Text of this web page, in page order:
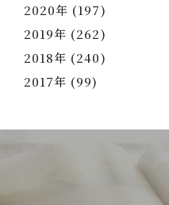
2020年 (197)
2019年 (262)
2018年 (240)
2017年 (99)